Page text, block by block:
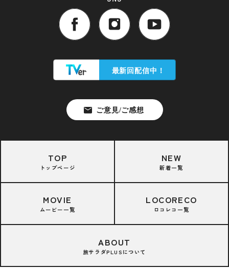
TOP
トップページ
NEW
新着一覧
MOVIE
ムービー一覧
LOCORECO
ロコレコ一覧
ABOUT
旅サラダPLUSについて